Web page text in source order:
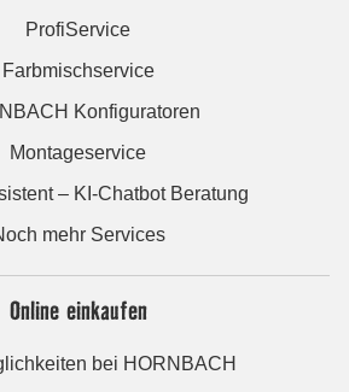
ProfiService
Farbmischservice
Konfiguratoren
Montageservice
– KI-Chatbot Beratung
mehr Services
Online einkaufen
bei HORNBACH